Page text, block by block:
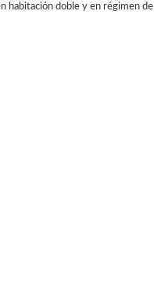
habitación doble y en régimen de